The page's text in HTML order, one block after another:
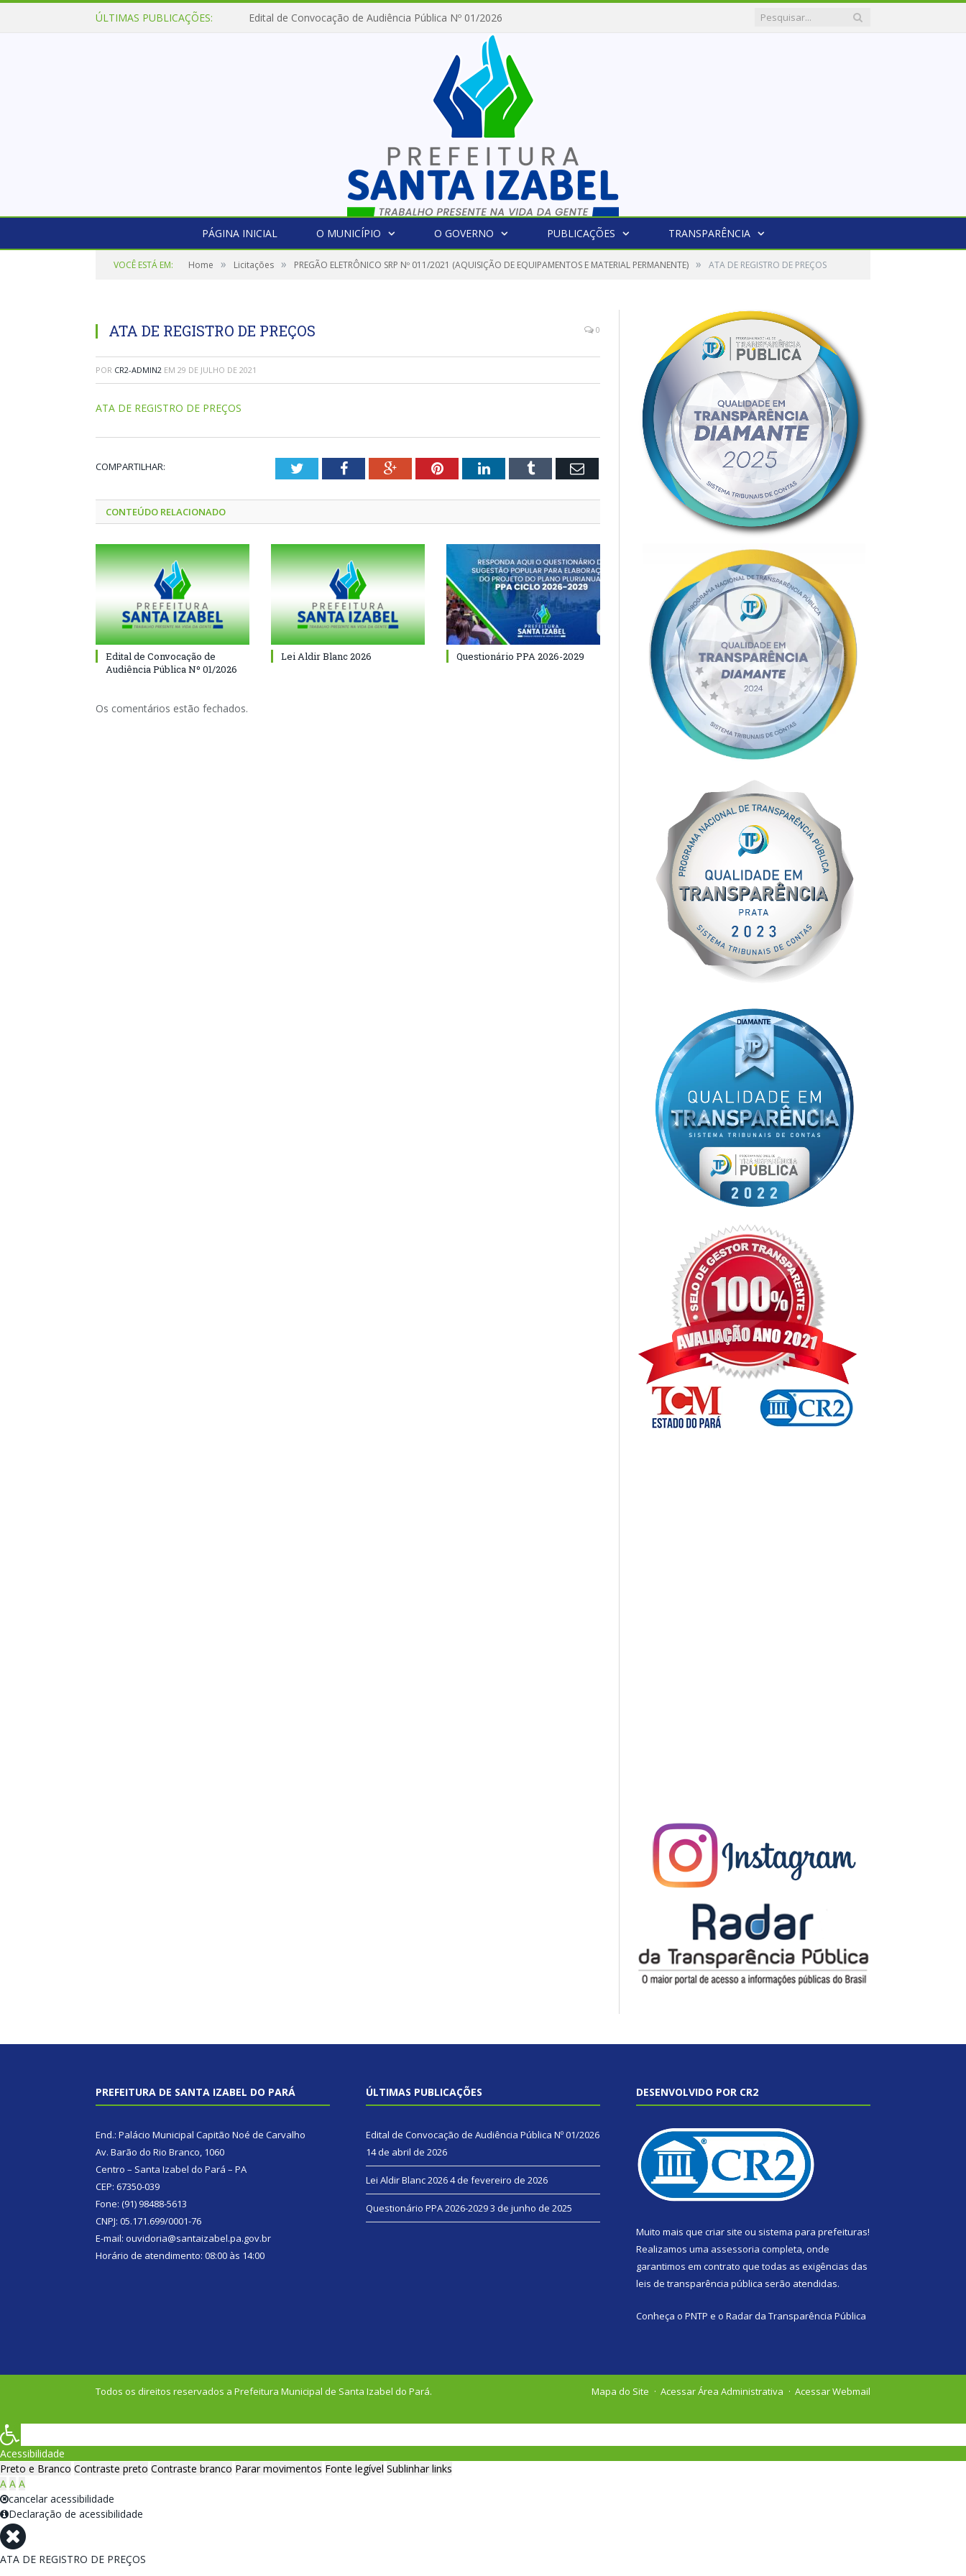
ÚLTIMAS PUBLICAÇÕES: Edital de Convocação de Audiência Pública Nº 01/2026
PÁGINA INICIAL O MUNICÍPIO O GOVERNO PUBLICAÇÕES TRANSPARÊNCIA
VOCÊ ESTÁ EM: Home » Licitações » PREGÃO ELETRÔNICO SRP Nº 011/2021 (AQUISIÇÃO DE EQUIPAMENTOS E MATERIAL PERMANENTE) » ATA DE REGISTRO DE PREÇOS
ATA DE REGISTRO DE PREÇOS 0
POR CR2-ADMIN2 EM 29 DE JULHO DE 2021
ATA DE REGISTRO DE PREÇOS
COMPARTILHAR: TwitterFacebookGoogle+PinterestLinkedInTumblr Email
CONTEÚDO RELACIONADO
Edital de Convocação de
Audiência Pública Nº 01/2026
Lei Aldir Blanc 2026 Questionário PPA 2026-2029
Os comentários estão fechados.
PREFEITURA DE SANTA IZABEL DO PARÁ
End.: Palácio Municipal Capitão Noé de Carvalho
Av. Barão do Rio Branco, 1060
Centro – Santa Izabel do Pará – PA
CEP: 67350-039
Fone: (91) 98488-5613
CNPJ: 05.171.699/0001-76
E-mail: ouvidoria@santaizabel.pa.gov.br
Horário de atendimento: 08:00 às 14:00
ÚLTIMAS PUBLICAÇÕES
Edital de Convocação de Audiência Pública Nº 01/2026
14 de abril de 2026
Lei Aldir Blanc 20264 de fevereiro de 2026
Questionário PPA 2026-20293 de junho de 2025
DESENVOLVIDO POR CR2
Muito mais que criar site ou sistema para prefeituras!
Realizamos uma assessoria completa, onde
garantimos em contrato que todas as exigências das
leis de transparência pública serão atendidas.
Conheça o PNTP e o Radar da Transparência Pública
Todos os direitos reservados a Prefeitura Municipal de Santa Izabel do Pará. Mapa do Site Acessar Área Administrativa Acessar Webmail
Acessibilidade
Preto e Branco Contraste preto Contraste branco Parar movimentos Fonte legível Sublinhar links
A A A
cancelar acessibilidade
Declaração de acessibilidade
ATA DE REGISTRO DE PREÇOS